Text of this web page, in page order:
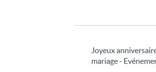
Joyeux
mariage -